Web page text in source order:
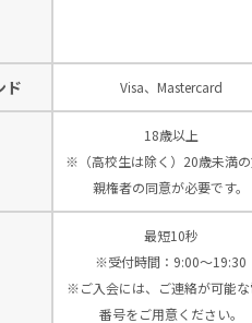
ド Visa、Mastercard
18歳以上
※（高校生は除く）20歳未満
親権者の同意が必要です。
最短10秒
※受付時間：9:00〜19:30
※ご入会には、ご連絡が可能
番号をご用意ください。